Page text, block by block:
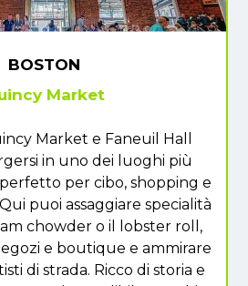
BOSTON
Market
Market e Faneuil Hall
in uno dei luoghi più
per cibo, shopping e
puoi assaggiare specialità
chowder o il lobster roll,
e boutique e ammirare
di strada. Ricco di storia e